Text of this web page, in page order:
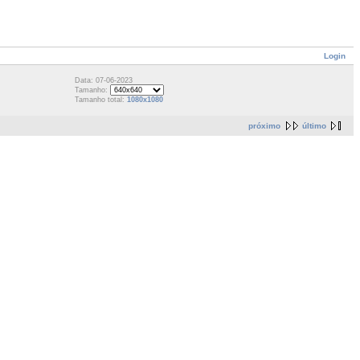
Login
Data: 07-06-2023
Tamanho:
Tamanho total: 1080x1080
próximo último